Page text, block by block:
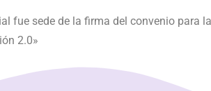
de la Carta Encíclica Magnifica humanitas